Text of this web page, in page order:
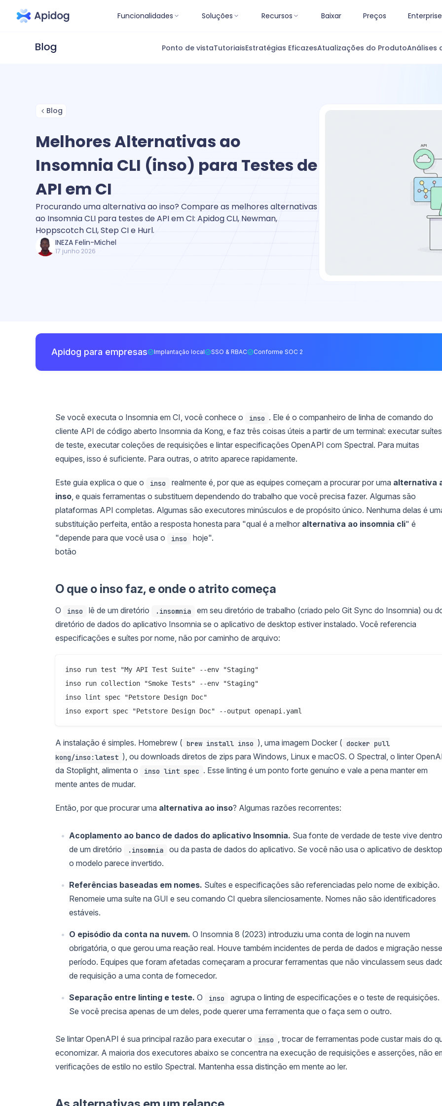
Funcionalidades Soluções Recursos Baixar Preços Enterprise
Ponto de vistaTutoriaisEstratégias EficazesAtualizações do ProdutoAnálises
Blog
Melhores Alternativas ao
Insomnia CLI (inso) para Testes de
API em CI
Procurando uma alternativa ao inso? Compare as melhores alternativas
ao Insomnia CLI para testes de API em CI: Apidog CLI, Newman,
Hoppscotch CLI, Step CI e Hurl.
INEZA Felin-Michel
17 junho 2026
Apidog para empresas Implantação local SSO & RBAC Conforme SOC 2
Se você executa o Insomnia em CI, você conhece o inso . Ele é o companheiro de linha de comando do
cliente API de código aberto Insomnia da Kong, e faz três coisas úteis a partir de um terminal: executar suítes
de teste, executar coleções de requisições e lintar especificações OpenAPI com Spectral. Para muitas
equipes, isso é suficiente. Para outras, o atrito aparece rapidamente.
Este guia explica o que o inso realmente é, por que as equipes começam a procurar por uma alternativa
inso , e quais ferramentas o substituem dependendo do trabalho que você precisa fazer. Algumas são
plataformas API completas. Algumas são executores minúsculos e de propósito único. Nenhuma delas é
substituição perfeita, então a resposta honesta para "qual é a melhor alternativa ao insomnia cli" é
"depende para que você usa o
inso
hoje".
botão
O que o inso faz, e onde o atrito começa
O inso lê de um diretório .insomnia
em seu diretório de trabalho (criado pelo Git Sync do Insomnia) ou
diretório de dados do aplicativo Insomnia se o aplicativo de desktop estiver instalado. Você referencia
especificações e suítes por nome, não por caminho de arquivo:
inso run test "My API Test Suite" --env "Staging"
inso run collection "Smoke Tests" --env "Staging"
inso lint spec "Petstore Design Doc"
A instalação é simples. Homebrew ( brew install inso ), uma imagem Docker ( docker pull
kong/inso:latest ), ou downloads diretos de zips para Windows, Linux e macOS. O Spectral, o linter
da Stoplight, alimenta o
inso lint spec . Esse linting é um ponto forte genuíno e vale a pena manter em
mente antes de mudar.
Então, por que procurar uma alternativa ao inso? Algumas razões recorrentes:
Acoplamento ao banco de dados do aplicativo Insomnia. Sua fonte de verdade de teste vive dentro
de um diretório
.insomnia
ou da pasta de dados do aplicativo. Se você não usa o aplicativo de desktop,
o modelo parece invertido.
Referências baseadas em nomes. Suítes e especificações são referenciadas pelo nome de exibição.
Renomeie uma suíte na GUI e seu comando CI quebra silenciosamente. Nomes não são identificadores
estáveis.
O episódio da conta na nuvem. O Insomnia 8 (2023) introduziu uma conta de login na nuvem
obrigatória, o que gerou uma reação real. Houve também incidentes de perda de dados e migração nesse
período. Equipes que foram afetadas começaram a procurar ferramentas que não vinculassem seus
de requisição a uma conta de fornecedor.
Separação entre linting e teste. O inso
agrupa o linting de especificações e o teste de requisições.
Se você precisa apenas de um deles, pode querer uma ferramenta que o faça sem o outro.
Se lintar OpenAPI é sua principal razão para executar o inso
, trocar de ferramentas pode custar mais do
economizar. A maioria dos executores abaixo se concentra na execução de requisições e asserções, não
verificações de estilo no estilo Spectral. Mantenha essa distinção em mente ao ler.